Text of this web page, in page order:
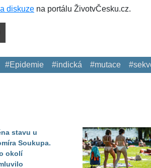
diskuze na portálu ŽivotvČesku.cz.
#Epidemie #indická #mutace
stavu u
Soukupa.
okolí